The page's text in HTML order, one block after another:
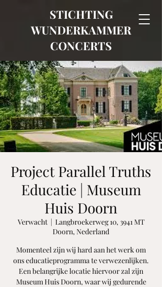
STICHTING
WUNDERKAMMER
CONCERTS
Project Parallel Truths
Educatie | Museum
Huis Doorn
Verwacht
  |
Langbroekerweg 10, 3941 MT
Doorn, Nederland
Momenteel zijn wij hard aan het werk om
ons educatieprogramma te verwezenlijken.
Een belangrijke locatie hiervoor zal zijn
Museum Huis Doorn, waar wij gedurende